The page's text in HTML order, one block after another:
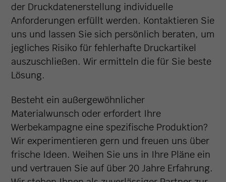
der Druckdatenerstellung individuelle
Anforderungen erfüllt werden. Kontaktieren Sie
uns und lassen Sie sich persönlich beraten, um
jegliches Risiko für fehlerhafte Druckartikel
auszuschließen. Wir ermitteln die für Sie beste
Lösung.
Besteht ein außergewöhnlicher
Materialwunsch oder erfordert Ihre
Werbekampagne eine spezifische Produktion?
Wir experimentieren gern und freuen uns über
frische Ideen. Weihen Sie uns in Ihre Pläne ein
und vertrauen Sie auf über 20 Jahre Erfahrung.